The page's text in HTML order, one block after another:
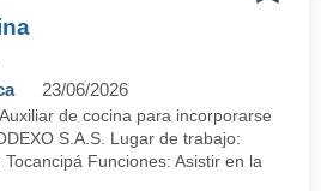
23/06/2026
de cocina para incorporarse
S.A.S. Lugar de trabajo:
Funciones: Asistir en la